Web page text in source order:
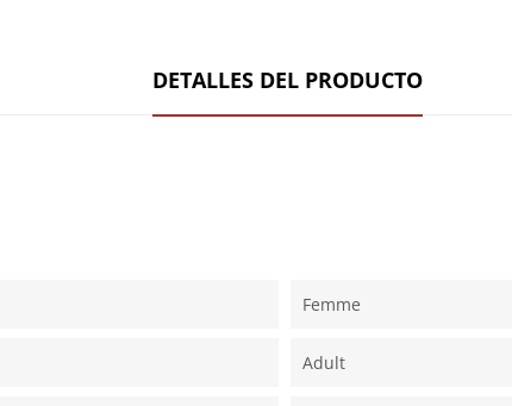
DETALLES DEL PRODUCTO
Femme
Adult